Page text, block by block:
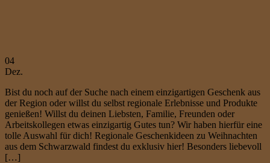
04
Dez.
Bist du noch auf der Suche nach einem einzigartigen Geschenk aus
der Region oder willst du selbst regionale Erlebnisse und Produkte
genießen! Willst du deinen Liebsten, Familie, Freunden oder
Arbeitskollegen etwas einzigartig Gutes tun? Wir haben hierfür eine
tolle Auswahl für dich! Regionale Geschenkideen zu Weihnachten
aus dem Schwarzwald findest du exklusiv hier! Besonders liebevoll
[…]